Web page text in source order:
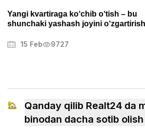
Yangi kvartiraga ko‘chib o‘tish – bu
shunchaki yashash joyini o‘zgartirish
qiladigan muhim bosqichdir. Bu
qanday samarali tashkil qilish,
xavotirlardan qochish va yangi
tezroq ko‘nikish usullarini ko‘rib
15 Feb 9727
🏡
Qanday qilib Realt24 da
binodan dacha sotib